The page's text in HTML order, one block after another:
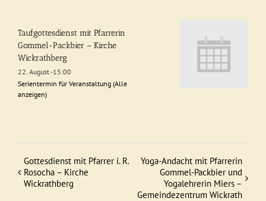
Taufgottesdienst mit Pfarrerin
Gommel-Packbier – Kirche
Wickrathberg
22. August -15:00
Serientermin für Veranstaltung (Alle
anzeigen)
Veranstaltung
Navigation
Gottesdienst mit Pfarrer i. R.
Rosocha – Kirche
Wickrathberg
Yoga-Andacht mit Pfarrerin
Gommel-Packbier und
Yogalehrerin Miers –
Gemeindezentrum Wickrath